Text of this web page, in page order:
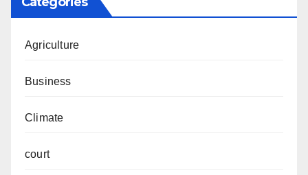
Agriculture
Business
Climate
court